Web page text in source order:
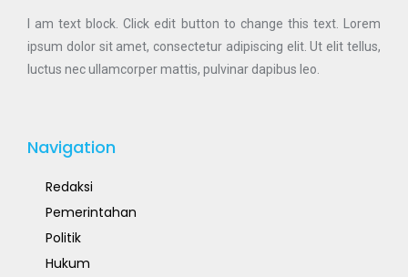
I am text block. Click edit button to change this text. Lorem
ipsum dolor sit amet, consectetur adipiscing elit. Ut elit tellus,
luctus nec ullamcorper mattis, pulvinar dapibus leo.
Navigation
Redaksi
Pemerintahan
Politik
Hukum